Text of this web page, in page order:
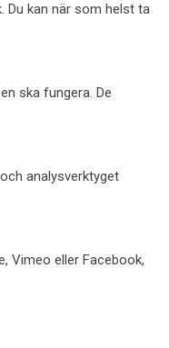
Du kan när som helst ta
ska fungera. De
analysverktyget
Vimeo eller Facebook,